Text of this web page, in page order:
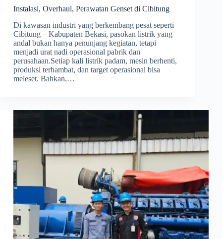
Instalasi, Overhaul, Perawatan Genset di Cibitung
Di kawasan industri yang berkembang pesat seperti
Cibitung – Kabupaten Bekasi, pasokan listrik yang
andal bukan hanya penunjang kegiatan, tetapi
menjadi urat nadi operasional pabrik dan
perusahaan.Setiap kali listrik padam, mesin berhenti,
produksi terhambat, dan target operasional bisa
meleset. Bahkan,…